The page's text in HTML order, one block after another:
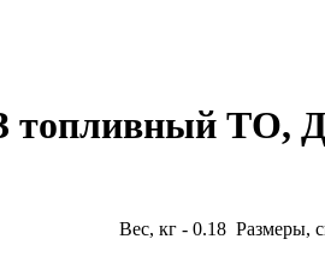
ТО,
Вес, кг - 0.18 Размеры,